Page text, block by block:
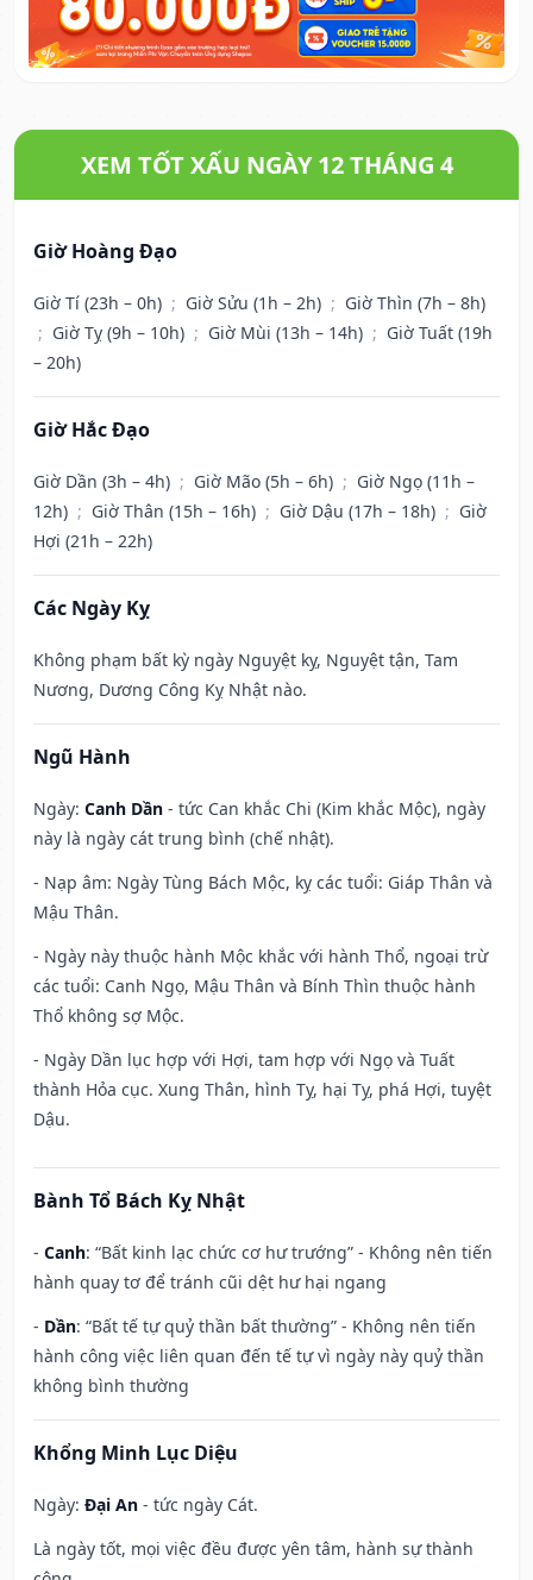
XEM TỐT XẤU NGÀY 12 THÁNG 4
Giờ Hoàng Đạo
Giờ Tí (23h – 0h) ; Giờ Sửu (1h – 2h) ; Giờ Thìn (7h – 8h)
; Giờ Tỵ (9h – 10h) ; Giờ Mùi (13h – 14h) ; Giờ Tuất (19h
– 20h)
Giờ Hắc Đạo
Giờ Dần (3h – 4h) ; Giờ Mão (5h – 6h) ; Giờ Ngọ (11h –
12h) ; Giờ Thân (15h – 16h) ; Giờ Dậu (17h – 18h) ; Giờ
Hợi (21h – 22h)
Các Ngày Kỵ
Không phạm bất kỳ ngày Nguyệt kỵ, Nguyệt tận, Tam
Nương, Dương Công Kỵ Nhật nào.
Ngũ Hành
Ngày: Canh Dần - tức Can khắc Chi (Kim khắc Mộc), ngày
này là ngày cát trung bình (chế nhật).
- Nạp âm: Ngày Tùng Bách Mộc, kỵ các tuổi: Giáp Thân và
Mậu Thân.
- Ngày này thuộc hành Mộc khắc với hành Thổ, ngoại trừ
các tuổi: Canh Ngọ, Mậu Thân và Bính Thìn thuộc hành
Thổ không sợ Mộc.
- Ngày Dần lục hợp với Hợi, tam hợp với Ngọ và Tuất
thành Hỏa cục. Xung Thân, hình Tỵ, hại Tỵ, phá Hợi, tuyệt
Dậu.
Bành Tổ Bách Kỵ Nhật
- Canh: “Bất kinh lạc chức cơ hư trướng” - Không nên tiến
hành quay tơ để tránh cũi dệt hư hại ngang
- Dần: “Bất tế tự quỷ thần bất thường” - Không nên tiến
hành công việc liên quan đến tế tự vì ngày này quỷ thần
không bình thường
Khổng Minh Lục Diệu
Ngày: Đại An - tức ngày Cát.
Là ngày tốt, mọi việc đều được yên tâm, hành sự thành